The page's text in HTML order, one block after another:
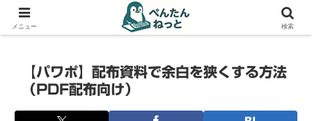
PCやガジェットの備忘録
【パワポ】配布資料で余白を狭くする方法
（PDF配布向け）
メニュー 検索